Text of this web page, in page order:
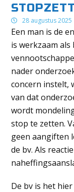
28 augustus 2025
Een man is de
is werkzaam
nader
concern instelt,
van dat
wordt
stop te zetten.
geen aangiften
de bv. Als
De bv is het